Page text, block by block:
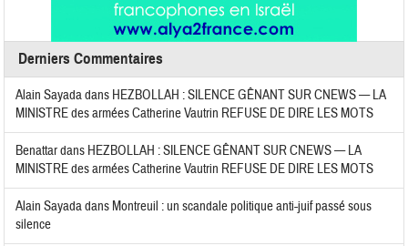
Derniers Commentaires
Alain Sayadadans HEZBOLLAH : SILENCE GÊNANT SUR CNEWS — LA
MINISTRE des armées Catherine Vautrin REFUSE DE DIRE LES MOTS
Benattardans HEZBOLLAH : SILENCE GÊNANT SUR CNEWS — LA
MINISTRE des armées Catherine Vautrin REFUSE DE DIRE LES MOTS
Alain Sayadadans Montreuil : un scandale politique anti-juif passé sous
silence